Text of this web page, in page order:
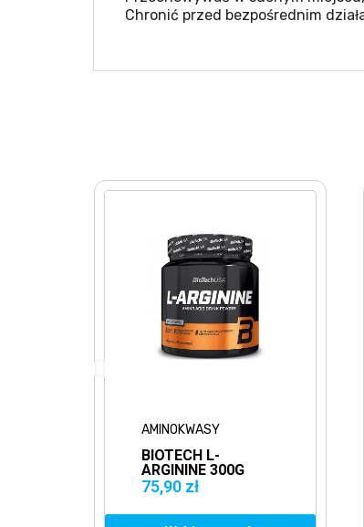
Chronić przed bezpośrednim
AMINOKWASY
BIOTECH L-
ARGININE 300G
ARGININA